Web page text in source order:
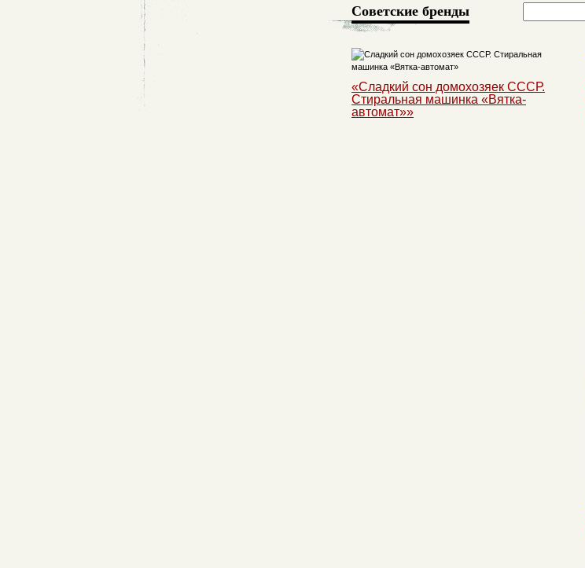
Советские бренды
«Сладкий сон домохозяек СССР.
Стиральная машинка «Вятка-
автомат»»